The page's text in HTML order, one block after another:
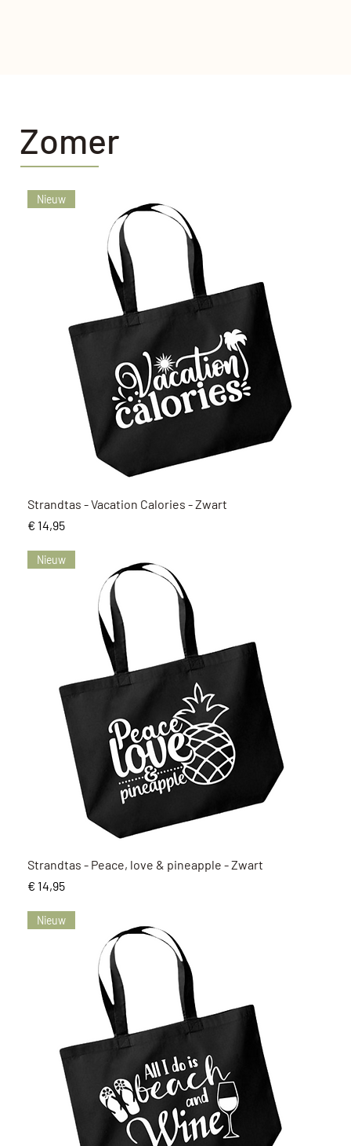
Snel overzicht
Nieuw
Strandtas - Vacation Calories - Zwart
Prijs
€ 14,95
Snel overzicht
Nieuw
Strandtas - Peace, love & pineapple - Zwart
Prijs
€ 14,95
Nieuw
Zomer